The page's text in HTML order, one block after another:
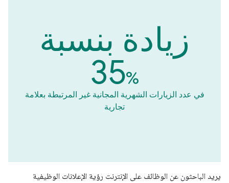
زيادة بنسبة
%
35
في عدد الزيارات الشهرية المجانية غير المرتبطة بعلامة
تجارية
يريد الباحثون عن الوظائف على الإنترنت رؤية الإعلانات الوظيفية